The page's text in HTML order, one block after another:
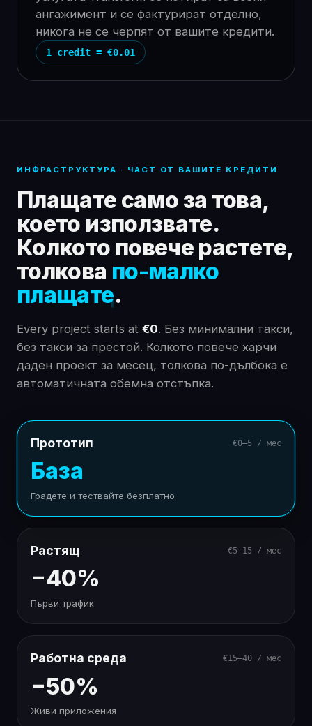
ангажимент и се фактурират отделно,
никога не се черпят от вашите кредити.
1 credit = €0.01
ИНФРАСТРУКТУРА · ЧАСТ ОТ ВАШИТЕ КРЕДИТИ
Плащате само за това,
което използвате.
Колкото повече растете,
толкова по-малко
плащате.
Every project starts at €0. Без минимални такси,
без такси за престой. Колкото повече харчи
даден проект за месец, толкова по-дълбока е
автоматичната обемна отстъпка.
Прототип €0–5 / мес
База
Градете и тествайте безплатно
Растящ €5–15 / мес
−40%
Първи трафик
Работна среда €15–40 / мес
−50%
Живи приложения